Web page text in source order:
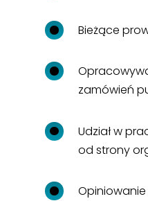
Bieżące
zamówień
Udział w
od strony